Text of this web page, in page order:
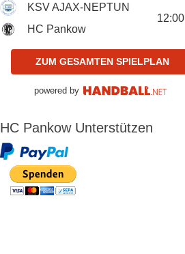
KSV AJAX-NEPTUN
HC Pankow
12:00
ZUM GESAMTEN SPIELPLAN
powered by
HC Pankow Unterstützen